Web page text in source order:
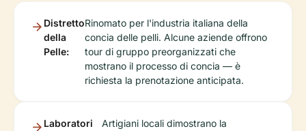
Distretto
della
Pelle:
Rinomato per l'industria italiana della
concia delle pelli. Alcune aziende offrono
tour di gruppo preorganizzati che
mostrano il processo di concia — è
richiesta la prenotazione anticipata.
Laboratori
Artigiani locali dimostrano la